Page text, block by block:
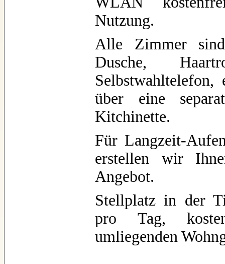
Nutzung.
Alle Zimmer
Dusche,
über eine
Kitchinette.
Für Langzeit-
erstellen wir
Angebot.
Stellplatz in der
pro Tag,
umliegenden